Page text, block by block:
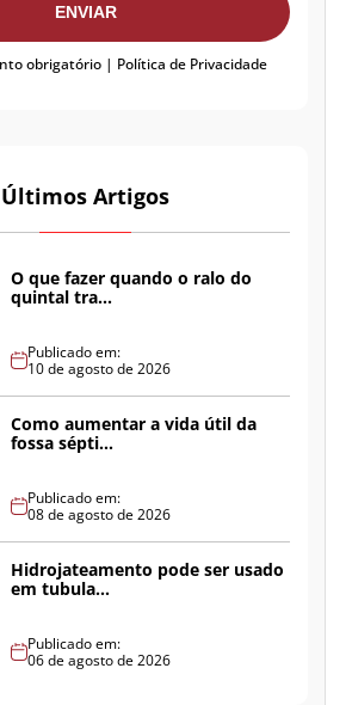
ENVIAR
obrigatório | Política de Privacidade
Últimos Artigos
O que fazer quando o ralo do
quintal tra...
Publicado em:
10 de agosto de 2026
Como aumentar a vida útil da
fossa sépti...
Publicado em:
08 de agosto de 2026
Hidrojateamento pode ser usado
em tubula...
Publicado em:
06 de agosto de 2026